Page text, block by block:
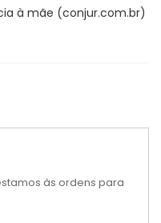
à mãe (conjur.com.br)
às ordens para